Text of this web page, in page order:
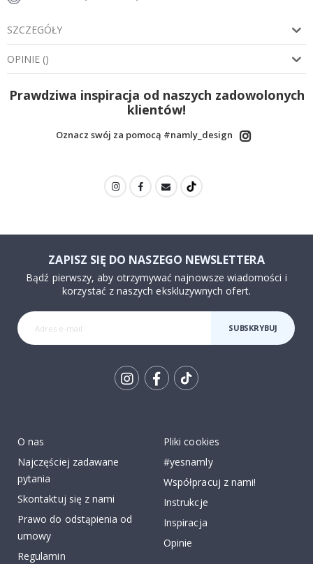
SZCZEGÓŁY
OPINIE ()
Prawdziwa inspiracja od naszych zadowolonych
klientów!
Oznacz swój za pomocą #namly_design
ZAPISZ SIĘ DO NASZEGO NEWSLETTERA
Bądź pierwszy, aby otrzymywać najnowsze wiadomości i
korzystać z naszych ekskluzywnych ofert.
SUBSKRYBUJ
O nas
Najczęściej zadawane
pytania
Skontaktuj się z nami
Prawo do odstąpienia od
umowy
Regulamin
Pliki cookies
#yesnamly
Współpracuj z nami!
Instrukcje
Inspiracja
Opinie